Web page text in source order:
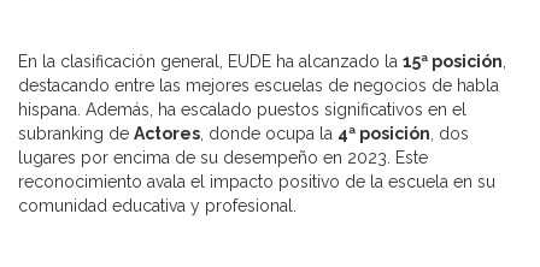
En la clasificación general, EUDE ha alcanzado la 15ª posición
destacando entre las mejores escuelas de negocios de habla
hispana. Además, ha escalado puestos significativos en el
subranking de Actores , donde ocupa la 4ª posición , dos
lugares por encima de su desempeño en 2023. Este
reconocimiento avala el impacto positivo de la escuela en su
comunidad educativa y profesional.